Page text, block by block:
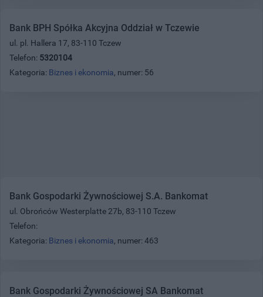
Bank BPH Spółka Akcyjna Oddział w Tczewie
ul. pl. Hallera 17, 83-110 Tczew
Telefon: 5320104
Kategoria: Biznes i ekonomia, numer: 56
Bank Gospodarki Żywnościowej S.A. Bankomat
ul. Obrońców Westerplatte 27b, 83-110 Tczew
Telefon:
Kategoria: Biznes i ekonomia, numer: 463
Bank Gospodarki Żywnościowej SA Bankomat